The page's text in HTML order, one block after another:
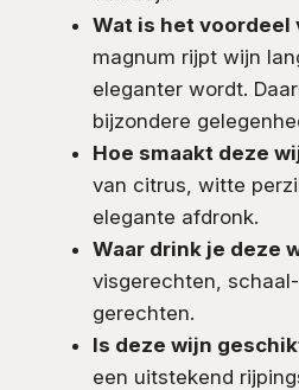
Wat is het voordeel
magnum rijpt wijn
eleganter wordt.
bijzondere
Hoe smaakt deze
van citrus, witte
elegante afdronk.
Waar drink je deze
visgerechten,
gerechten.
Is deze wijn
een uitstekend